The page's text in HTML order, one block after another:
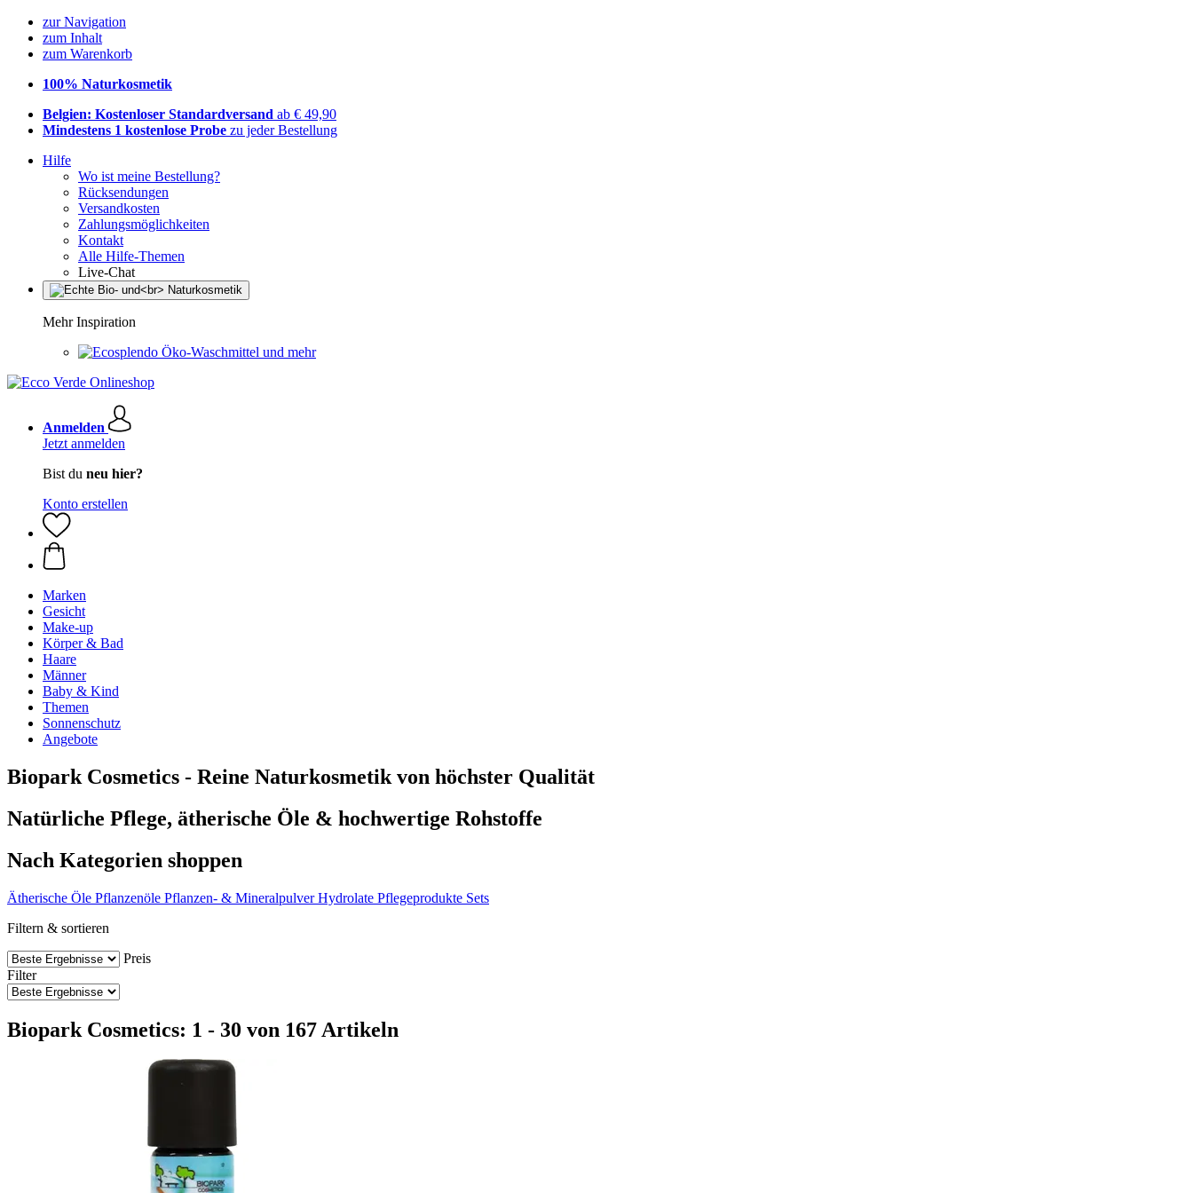
zur Navigation
zum Inhalt
zum Warenkorb
100% Naturkosmetik
Belgien: Kostenloser Standardversand ab € 49,90
Mindestens 1 kostenlose Probe zu jeder Bestellung
Hilfe
Wo ist meine Bestellung?
Rücksendungen
Versandkosten
Zahlungsmöglichkeiten
Kontakt
Alle Hilfe-Themen
Live-Chat
Mehr Inspiration
Öko-Waschmittel und mehr
Anmelden
Jetzt anmelden
Bist du neu hier?
Konto erstellen
Marken
Gesicht
Make-up
Körper & Bad
Haare
Männer
Baby & Kind
Themen
Sonnenschutz
Angebote
Biopark Cosmetics - Reine Naturkosmetik von höchster Qualität
Natürliche Pflege, ätherische Öle & hochwertige Rohstoffe
Nach Kategorien shoppen
Ätherische Öle Pflanzenöle Pflanzen- & Mineralpulver Hydrolate Pflegeprodukte Sets
Filtern & sortieren
Preis
Filter
Biopark Cosmetics: 1 - 30 von 167 Artikeln